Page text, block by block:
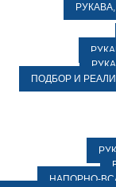
ПОДБОР И
НАПОРНО-